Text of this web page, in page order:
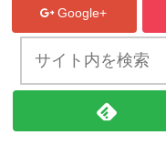
Google+